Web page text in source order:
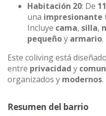
Habitación 20: De
una impresionante
Incluye cama, silla,
pequeñoy armario.
Este coliving está
entre privacidad y
organizados y modernos.
Resumen del barrio